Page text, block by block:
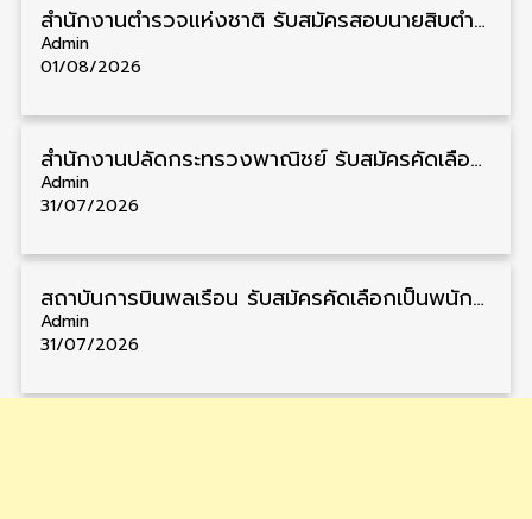
สำนักงานตำรวจแห่งชาติ รับสมัครสอบนายสิบตำรวจ วุฒิ ม.6/ปวช. 6,000 อัตรา รับสมัคร 8 – 19 สิงหาคม
Admin
01/08/2026
สำนักงานปลัดกระทรวงพาณิชย์ รับสมัครคัดเลือกพนักงานราชการ วุฒิ ปวส./ป.ตรี 11 อัตรา รับสมัคร 10 – 21 สิงหาคม
Admin
31/07/2026
สถาบันการบินพลเรือน รับสมัครคัดเลือกเป็นพนักงาน วุฒิ ป.ตรี/ป.โท/ป.เอก 11 อัตรา รับสมัคร 27 กรกฎาคม – 10 สิงหาคม
Admin
31/07/2026